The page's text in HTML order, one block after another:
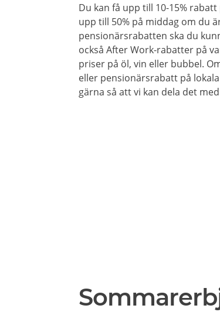
Du kan få upp till 10-15%
upp till 50% på middag om du
pensionärsrabatten ska du
också After Work-rabatter på
priser på öl, vin eller bubbel.
eller pensionärsrabatt på
gärna så att vi kan dela det